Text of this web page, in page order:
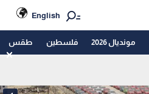
English
مونديال 2026 فلسطين طقس